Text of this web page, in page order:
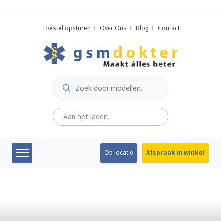
Toestel opsturen Over Ons Blog Contact
Op locatie Afspraak in winkel